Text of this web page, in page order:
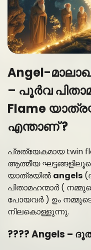
Angel-
– പൂർവ
Flame
എന്താണ് ?
പ്രത്യേകമായ twin
ആത്മീയ
യാത്രയിൽ angels
പിതാമഹന്മാർ (
പോയവർ ) ഉം
നിലകൊള്ളുന്നു.
???? Angels –